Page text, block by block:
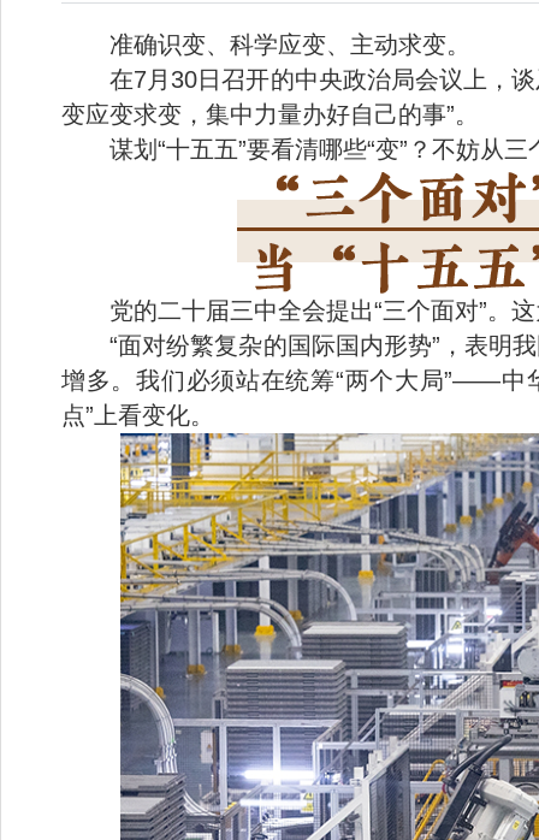
准确识变、科学应变、主动求变。
在7月30日召开的中央政治局会议上，
变应变求变，集中力量办好自己的事”。
谋划“十五五”要看清哪些“变”？不妨从
党的二十届三中全会提出“三个面对”。
“面对纷繁复杂的国际国内形势”，表明
增多。我们必须站在统筹“两个大局”——中
点”上看变化。